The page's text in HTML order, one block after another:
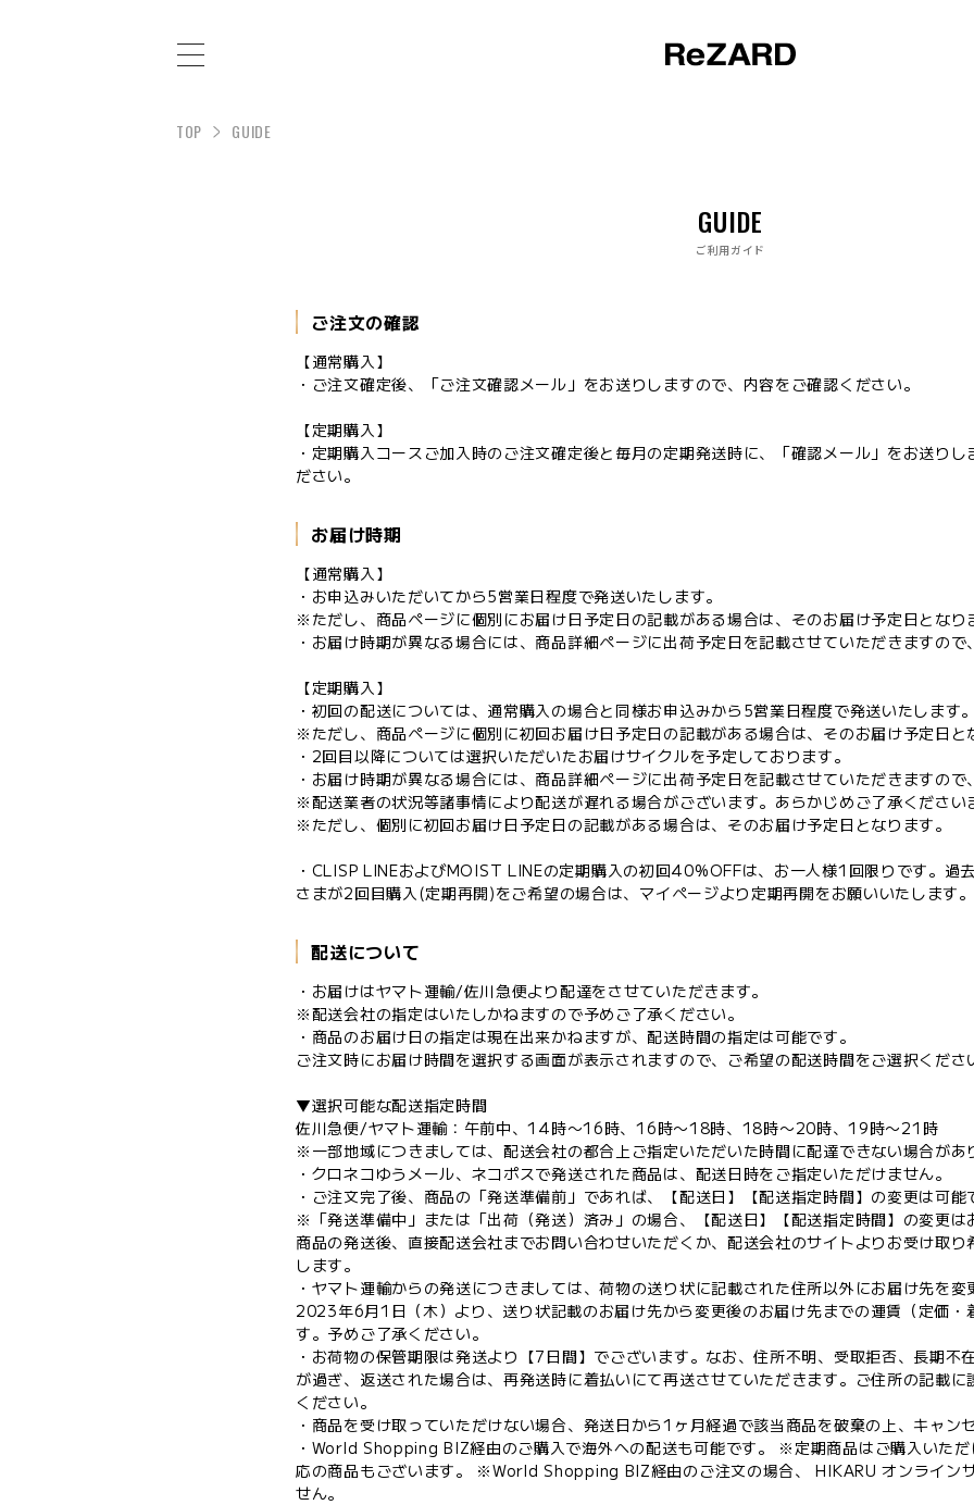
TOP GUIDE
GUIDE
ご利用ガイド
ご注文の確認
【通常購入】
・ご注文確定後、「ご注文確認メール」をお送りしますので、内容をご確認ください。
【定期購入】
・定期購入コースご加入時のご注文確定後と毎月の定期発送時に、「確認メール」をお送りし
ださい。
お届け時期
【通常購入】
・お申込みいただいてから5営業日程度で発送いたします。
※ただし、商品ページに個別にお届け日予定日の記載がある場合は、そのお届け予定日となり
・お届け時期が異なる場合には、商品詳細ページに出荷予定日を記載させていただきますので
【定期購入】
・初回の配送については、通常購入の場合と同様お申込みから5営業日程度で発送いたします。
※ただし、商品ページに個別に初回お届け日予定日の記載がある場合は、そのお届け予定日と
・2回目以降については選択いただいたお届けサイクルを予定しております。
・お届け時期が異なる場合には、商品詳細ページに出荷予定日を記載させていただきますので
※配送業者の状況等諸事情により配送が遅れる場合がございます。あらかじめご了承ください
※ただし、個別に初回お届け日予定日の記載がある場合は、そのお届け予定日となります。
・CLISP LINEおよびMOIST LINEの定期購入の初回40%OFFは、お一人様1回限りです。過
さまが2回目購入(定期再開)をご希望の場合は、マイページより定期再開をお願いいたします。
配送について
・お届けはヤマト運輸/佐川急便より配達をさせていただきます。
※配送会社の指定はいたしかねますので予めご了承ください。
・商品のお届け日の指定は現在出来かねますが、配送時間の指定は可能です。
ご注文時にお届け時間を選択する画面が表示されますので、ご希望の配送時間をご選択くださ
▼選択可能な配送指定時間
佐川急便/ヤマト運輸：午前中、14時〜16時、16時〜18時、18時〜20時、19時〜21時
※一部地域につきましては、配送会社の都合上ご指定いただいた時間に配達できない場合があ
・クロネコゆうメール、ネコポスで発送された商品は、配送日時をご指定いただけません。
・ご注文完了後、商品の「発送準備前」であれば、【配送日】【配送指定時間】の変更は可能
※「発送準備中」または「出荷（発送）済み」の場合、【配送日】【配送指定時間】の変更は
商品の発送後、直接配送会社までお問い合わせいただくか、配送会社のサイトよりお受け取り
します。
・ヤマト運輸からの発送につきましては、荷物の送り状に記載された住所以外にお届け先を変
2023年6月1日（木）より、送り状記載のお届け先から変更後のお届け先までの運賃（定価・
す。予めご了承ください。
・お荷物の保管期限は発送より【7日間】でございます。なお、住所不明、受取拒否、長期不
が過ぎ、返送された場合は、再発送時に着払いにて再送させていただきます。ご住所の記載
ください。
・商品を受け取っていただけない場合、発送日から1ヶ月経過で該当商品を破棄の上、キャン
・World Shopping BIZ経由のご購入で海外への配送も可能です。 ※定期商品はご購入いただ
応の商品もございます。 ※World Shopping BIZ経由のご注文の場合、 HIKARU オンライン
せん。